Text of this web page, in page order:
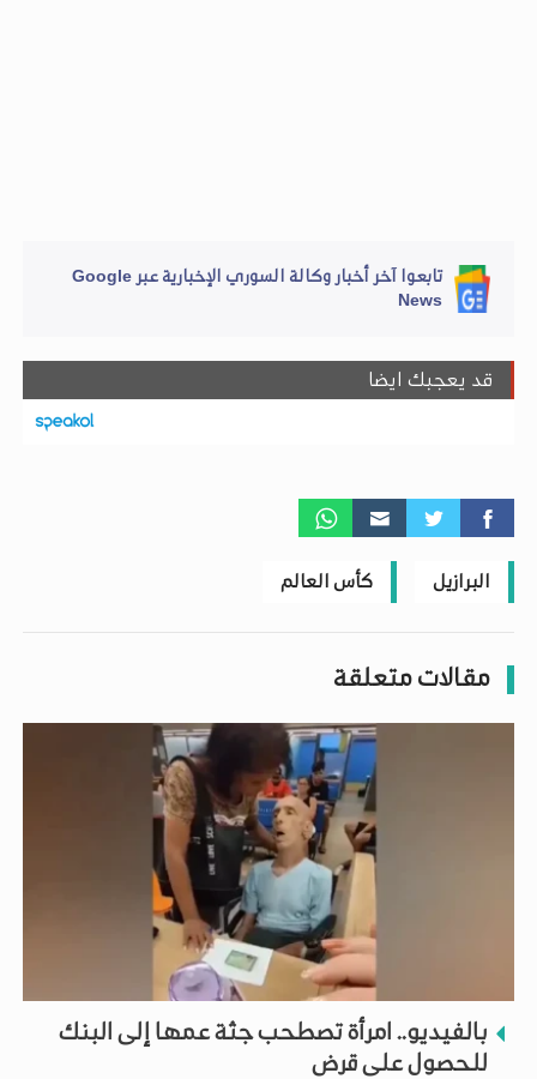
تابعوا آخر أخبار وكالة السوري الإخبارية عبر Google
News
قد يعجبك ايضا
البرازيل كأس العالم
مقالات متعلقة
بالفيديو.. امرأة تصطحب جثة عمها إلى البنك
للحصول على قرض